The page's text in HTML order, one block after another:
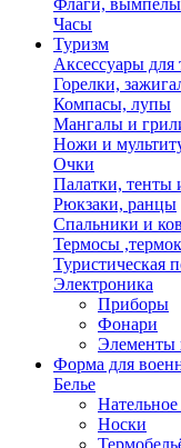
Флаги, вымпелы
Часы
Туризм
Аксессуары для
Горелки,
Компасы, лупы
Мангалы и
Ножи и
Очки
Палатки, тенты
Рюкзаки, ранцы
Спальники и
Термосы
Туристическая
Электроника
Приборы
Фонари
Элементы
Форма для
Белье
Нательное
Носки